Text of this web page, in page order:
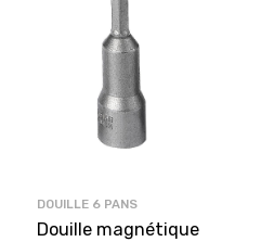
DOUILLE 6 PANS
Douille magnétique